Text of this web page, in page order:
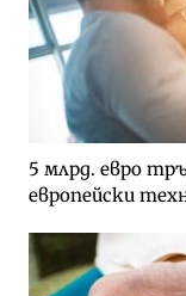
5 млрд. евро
европейски